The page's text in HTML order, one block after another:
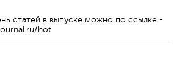
статей в выпуске можно по ссылке -
hot